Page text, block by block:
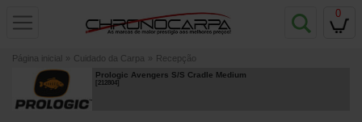
0
Página inicial » Cuidado da Carpa » Recepção
Prologic Avengers S/S Cradle Medium
[212804]